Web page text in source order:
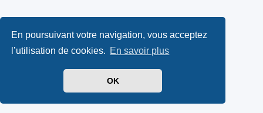
En poursuivant votre navigation, vous acceptez
l’utilisation de cookies. En savoir plus
OK